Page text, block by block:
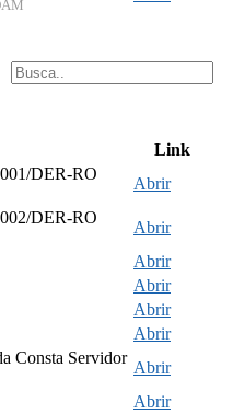
Link
DER-RO
Abrir
DER-RO
Abrir
Abrir
Abrir
Abrir
Abrir
Consta Servidor
Abrir
Abrir